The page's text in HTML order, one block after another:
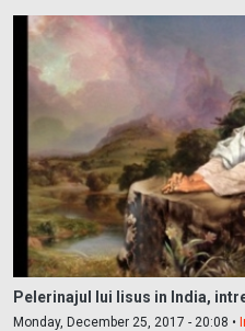
Pelerinajul lui Iisus in India,
Monday, December 25, 2017 - 20:08 •